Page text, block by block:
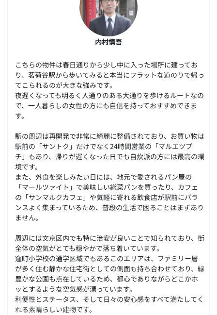
内村慎吾
こちらの物件は春日通りから少し中に入った場所に建ってお
り、茗荷谷駅から歩いてみると本当にフラットな道のりで帰っ
てこられるのが大きな強みです。
夜遅くなっても明るく人通りのある大通りを歩けるルートなの
で、一人暮らしの女性の方にも自信を持っておすすめできま
す。
駅の周辺は再開発で非常に綺麗に整備されており、お買い物は
駅前の「サントク」だけでなく24時間営業の「マルエツプ
チ」もあり、帰りが遅くなった日でも自炊派の方には最高の環
境です。
また、外食を楽しみたい日には、地元で愛されるパン屋の
「マールツァイト」で美味しい総菜パンを買ったり、カフェ
の「サンマルクカフェ」や気軽に寄れる飲食店が駅前にバラ
ンスよく集まっているため、普段の生活で困ることはまずあり
ません。
周辺には文京区内でも特に治安が良いことで知られており、街
全体の空気がとても穏やかで落ち着いています。
窪町小学校の通学区域でもあるこのエリアは、ファミリー層
が多く住む静かな住宅街としての側面も持ち合わせており、緑
豊かな公園も点在しているため、都心でありながらどこかホ
ッとするような空気感が漂っています。
利便性とステータス、そして日々の安心感をすべて満たしてく
れる素晴らしい建物です。